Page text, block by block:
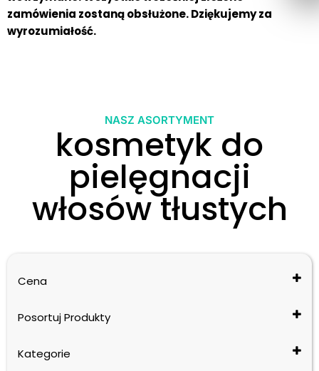
zamówienia zostaną obsłużone. Dziękujemy za
wyrozumiałość.
NASZ ASORTYMENT
kosmetyk do
pielęgnacji
włosów tłustych
Cena
Posortuj Produkty
Cena: od najwyższej do najniższej
Kategorie